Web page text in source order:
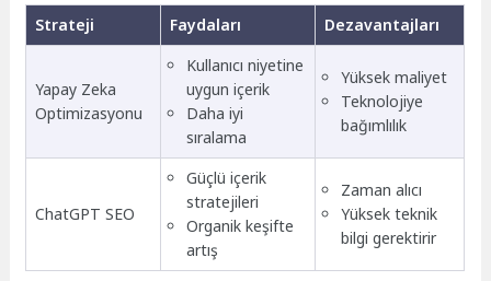
Strateji Faydaları Dezavantajları
Yapay Zeka
Optimizasyonu
Kullanıcı niyetine
uygun içerik
Daha iyi
sıralama
Yüksek maliyet
Teknolojiye
bağımlılık
ChatGPT SEO
Güçlü içerik
stratejileri
Organik keşifte
artış
Zaman alıcı
Yüksek teknik
bilgi gerektirir